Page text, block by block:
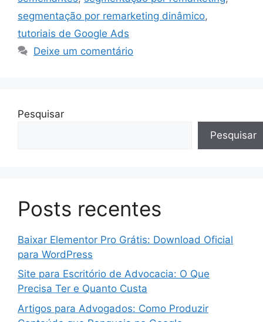
segmentação por remarketing dinâmico,
tutoriais de Google Ads
Deixe um comentário
Pesquisar
Pesquisar
Posts recentes
Baixar Elementor Pro Grátis: Download Oficial
para WordPress
Site para Escritório de Advocacia: O Que
Precisa Ter e Quanto Custa
Artigos para Advogados: Como Produzir